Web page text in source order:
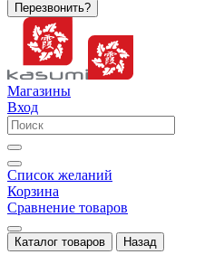
Перезвонить?
Магазины
Вход
Список желаний
Корзина
Сравнение товаров
Каталог товаров Назад